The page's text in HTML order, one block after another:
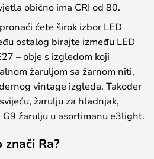
obično ima CRI od 80.
ćete širok izbor LED
ostalog birajte između LED
– obje s izgledom koji
žaruljom sa žarnom niti,
vintage izgleda. Također
žarulju za hladnjak,
žarulju u asortimanu e3light.
znači Ra?